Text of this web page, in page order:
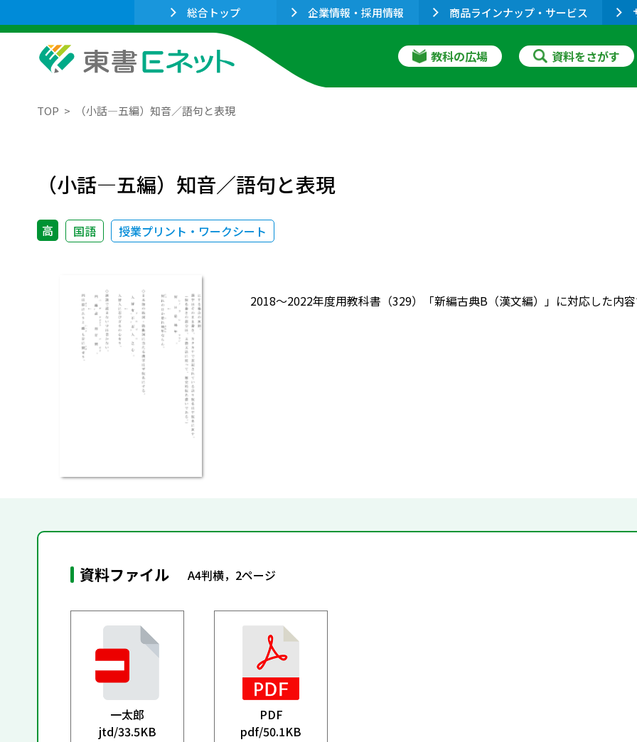
総合トップ 企業情報・採用情報 商品ラインナップ・サービス
教科の広場 資料をさがす
TOP （小話―五編）知音／語句と表現
（小話―五編）知音／語句と表現
高 国語 授業プリント・ワークシート
2018～2022年度用教科書（329）「新編古典B（漢文編）」に対応した内
資料ファイル A4判横，2ページ
一太郎
jtd/33.5KB
PDF
pdf/50.1KB